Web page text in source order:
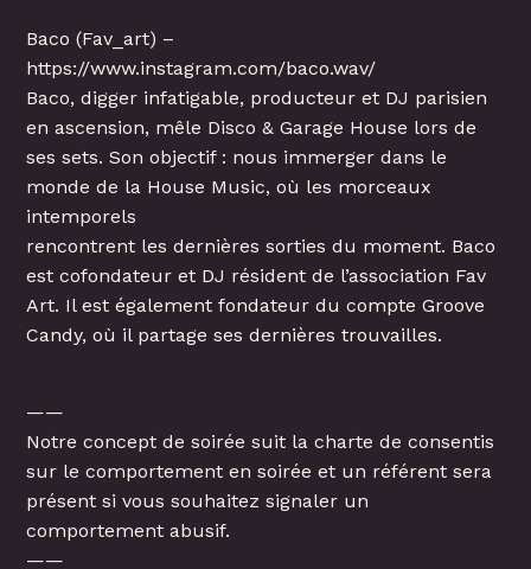
Baco (Fav_art) –
https://www.instagram.com/baco.wav/
Baco, digger infatigable, producteur et DJ parisien
en ascension, mêle Disco & Garage House lors de
ses sets. Son objectif : nous immerger dans le
monde de la House Music, où les morceaux
intemporels
rencontrent les dernières sorties du moment. Baco
est cofondateur et DJ résident de l’association Fav
Art. Il est également fondateur du compte Groove
Candy, où il partage ses dernières trouvailles.
——
Notre concept de soirée suit la charte de consentis
sur le comportement en soirée et un référent sera
présent si vous souhaitez signaler un
comportement abusif.
——